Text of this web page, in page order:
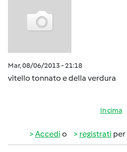
Mar, 08/06/2013 - 21:18
vitello tonnato e della verdura
In cima
Accedi o registrati